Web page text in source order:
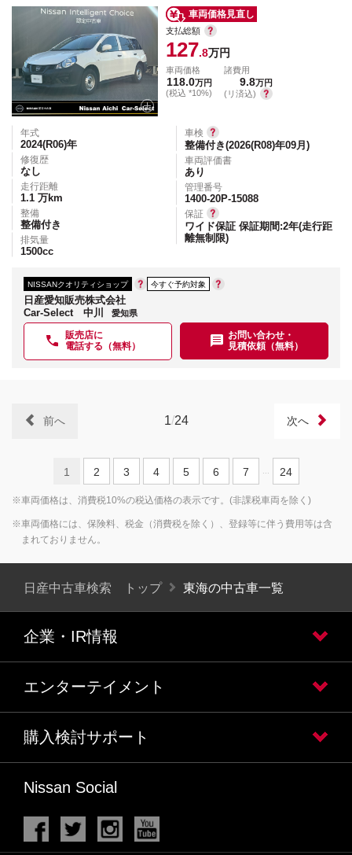
車両価格見直し
支払総額
127.8万円
車両価格
118.0万円
(税込 *10%)
諸費用
9.8万円
(リ済込)
年式
2024(R06)年
修復歴
なし
走行距離
1.1 万km
整備
整備付き
排気量
1500cc
車検
整備付き(2026(R08)年09月)
車両評価書
あり
管理番号
1400-20P-15088
保証
ワイド保証 保証期間:2年(走行距
離無制限)
NISSANクオリティショップ 今すぐ予約対象
日産愛知販売株式会社
Car-Select 中川
愛知県
販売店に
電話する（無料）
お問い合わせ・
見積依頼（無料）
1/24
前へ 次へ
1 2 3 4 5 6 7 24
※車両価格は、消費税10%の税込価格の表示です。(非課税車両を除く)
※車両価格には、保険料、税金（消費税を除く）、登録等に伴う費用等は含
まれておりません。
日産中古車検索 トップ 東海の中古車一覧
企業・IR情報
エンターテイメント
購入検討サポート
Nissan Social